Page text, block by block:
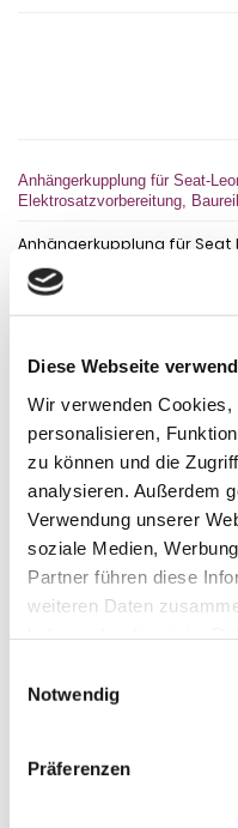
Diese Webseite
Wir verwenden
personalisieren,
zu können und die
analysieren. Außerdem
Verwendung unserer
soziale Medien,
Partner führen diese
weiteren Daten
Notwendig
Präferenzen
Anhängerkupplung für Seat-
Elektrosatzvorbereitung,
Anhängerkupplung für Seat
starr, feststehend.
incl. Querträger,
Anhängelast: 2000 kg
Stützlast: 127 kg
Anhängerkupplung für Seat-
Elektrosatzvorbereitung,
abschließbar, ähnlich
u. Gutachten. Bei Fragen
für den Seat Leon Fließheck